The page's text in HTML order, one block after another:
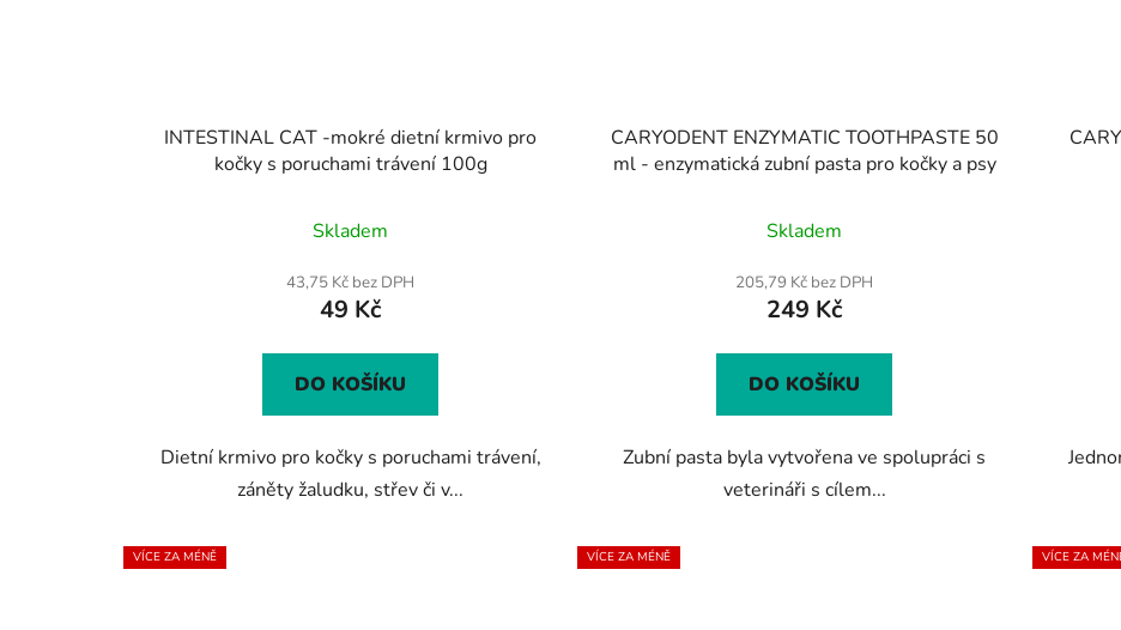
INTESTINAL CAT -mokré dietní krmivo pro
kočky s poruchami trávení 100g
hodnocení
produktu
je
z
Skladem
43,75 Kč bez DPH
49 Kč
DO KOŠÍKU
Dietní krmivo pro kočky s poruchami trávení,
záněty žaludku, střev či v...
CARYODENT ENZYMATIC TOOTHPASTE 50
ml - enzymatická zubní pasta pro kočky a psy
hodnocení
produktu
je
z
Skladem
205,79 Kč bez DPH
249 Kč
DO KOŠÍKU
Zubní pasta byla vytvořena ve spolupráci s
veterináři s cílem...
VÍCE ZA MÉNĚ VÍCE ZA MÉNĚ VÍCE ZA